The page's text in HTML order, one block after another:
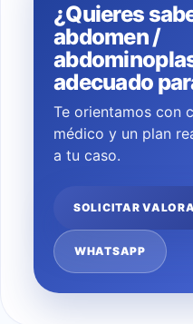
¿Quieres
abdomen /
adecuado
Te orientamos con
médico y un plan
a tu caso.
SOLICITAR
WHATSAPP